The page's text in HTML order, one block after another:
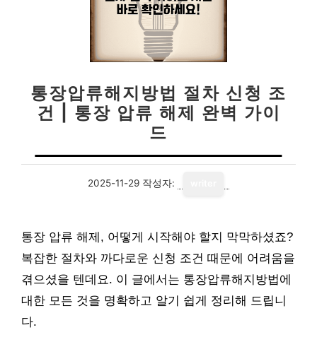
통장압류해지방법 절차 신청 조
건 | 통장 압류 해제 완벽 가이
드
2025-11-29 작성자:
통장 압류 해제, 어떻게 시작해야 할지 막막하셨죠?
복잡한 절차와 까다로운 신청 조건 때문에 어려움을
겪으셨을 텐데요. 이 글에서는 통장압류해지방법에
대한 모든 것을 명확하고 알기 쉽게 정리해 드립니
다.